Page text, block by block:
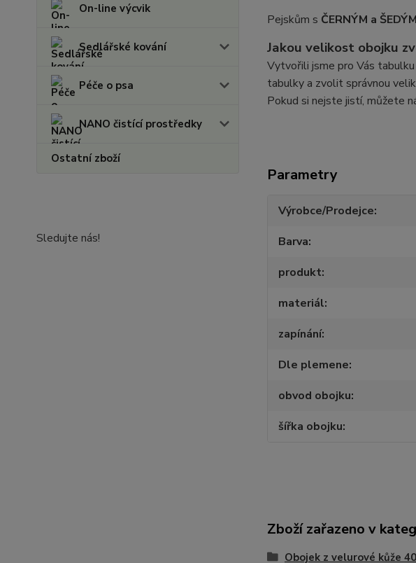
On-line výcvik
Sedlářské kování
Péče o psa
NANO čistící prostředky
Ostatní zboží
Sledujte nás!
Pejskům s ČERNÝM a ŠEDÝM
Jakou velikost obojku
Vytvořili jsme pro Vás
tabulky a zvolit správnou
Pokud si nejste jistí, můžete
Parametry
Výrobce/Prodejce
Barva
produkt
materiál
zapínání
Dle plemene
obvod obojku
šířka obojku
Zboží zařazeno v
Obojek z velurové kůže 40